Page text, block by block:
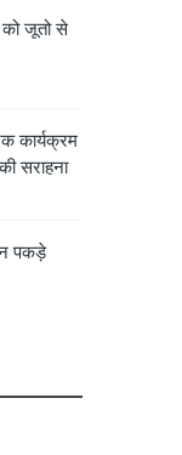
को जूतो से
कार्यक्रम
सराहना
पकड़े